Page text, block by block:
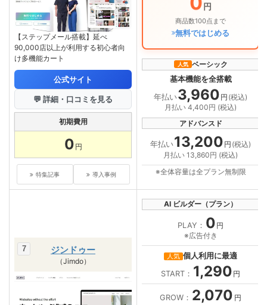
【ステップメール搭載】延べ
90,000店以上が利用する初心者向
け多機能カート
公式サイト
💬 詳細・口コミを見る
初期費用
0 円
特集記事 導入事例
円
商品数100点まで
無料ではじめる
人気 ベーシック
基本機能を全搭載
年払い3,960 円 (税込)
月払い 4,400円 (税込)
アドバンスド
年払い13,200 円 (税込)
月払い 13,860円 (税込)
※全体容量は全プラン無制限
ジンドゥー
（Jimdo）
AI ビルダー（プラン）
PLAY： 0 円
※広告付き
人気 個人利用に最適
START： 1,290 円
GROW： 2,070 円